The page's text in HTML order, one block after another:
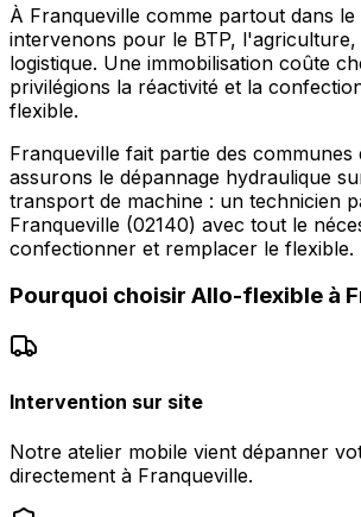
À Franqueville comme partout dans le
intervenons pour le BTP,
logistique. Une immobilisation coûte
privilégions la réactivité et la
flexible.
Franqueville fait partie des
assurons le dépannage hydraulique
transport de machine : un technicien
Franqueville (02140) avec tout le
confectionner et remplacer le flexible.
Pourquoi choisir Allo-flexible à
Intervention sur site
Notre atelier mobile vient dépanner
directement à Franqueville.